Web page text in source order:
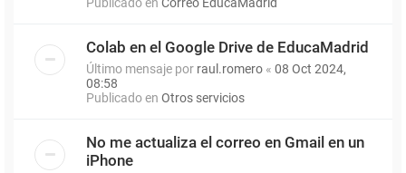
Colab en el Google Drive de EducaMadrid
Último mensaje por raul.romero « 08 Oct 2024,
08:58
Publicado en Otros servicios
No me actualiza el correo en Gmail en un
iPhone